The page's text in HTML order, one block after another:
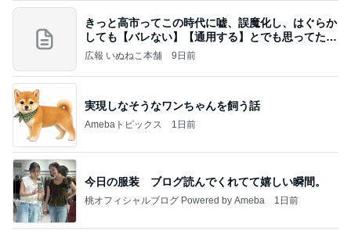
きっと高市ってこの時代に嘘、誤魔化し、はぐらか
しても【バレない】【通用する】とでも思ってたん
だろ
広報 いぬねこ本舗 9日前
実現しなそうなワンちゃんを飼う話
Amebaトピックス 1日前
今日の服装 ブログ読んでくれてて嬉しい瞬間。
桃オフィシャルブログ Powered by Ameba 1日前